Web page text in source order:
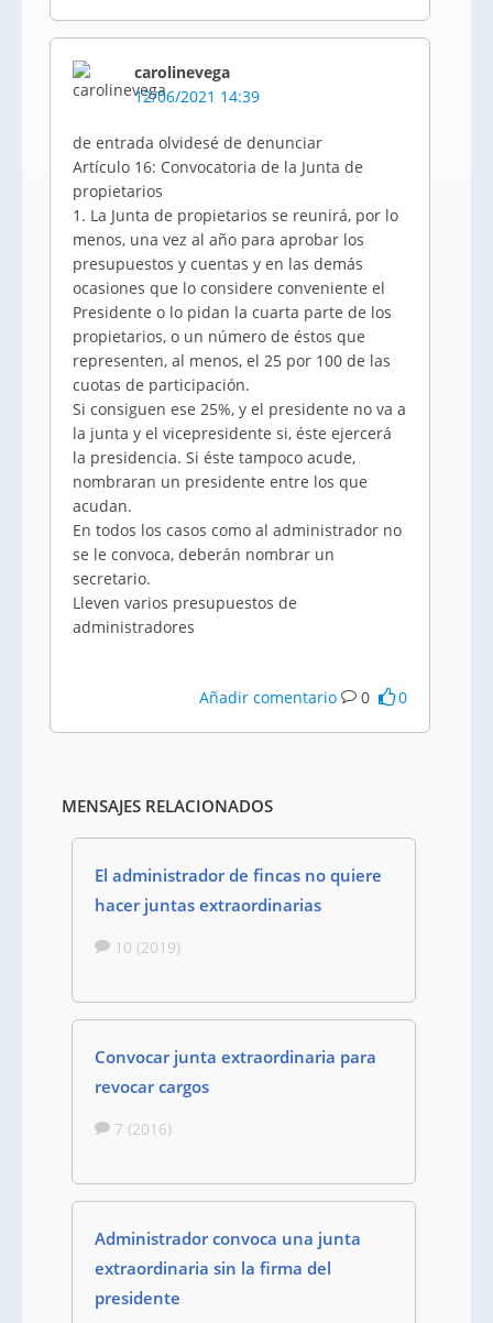
carolinevega
12/06/2021 14:39
de entrada olvidesé de denunciar
Artículo 16: Convocatoria de la Junta de
propietarios
1. La Junta de propietarios se reunirá, por lo
menos, una vez al año para aprobar los
presupuestos y cuentas y en las demás
ocasiones que lo considere conveniente el
Presidente o lo pidan la cuarta parte de los
propietarios, o un número de éstos que
representen, al menos, el 25 por 100 de las
cuotas de participación.
Si consiguen ese 25%, y el presidente no va a
la junta y el vicepresidente si, éste ejercerá
la presidencia. Si éste tampoco acude,
nombraran un presidente entre los que
acudan.
En todos los casos como al administrador no
se le convoca, deberán nombrar un
secretario.
Lleven varios presupuestos de
administradores
Añadir comentario 0 0
MENSAJES RELACIONADOS
El administrador de fincas no quiere
hacer juntas extraordinarias
10 (2019)
Convocar junta extraordinaria para
revocar cargos
7 (2016)
Administrador convoca una junta
extraordinaria sin la firma del
presidente